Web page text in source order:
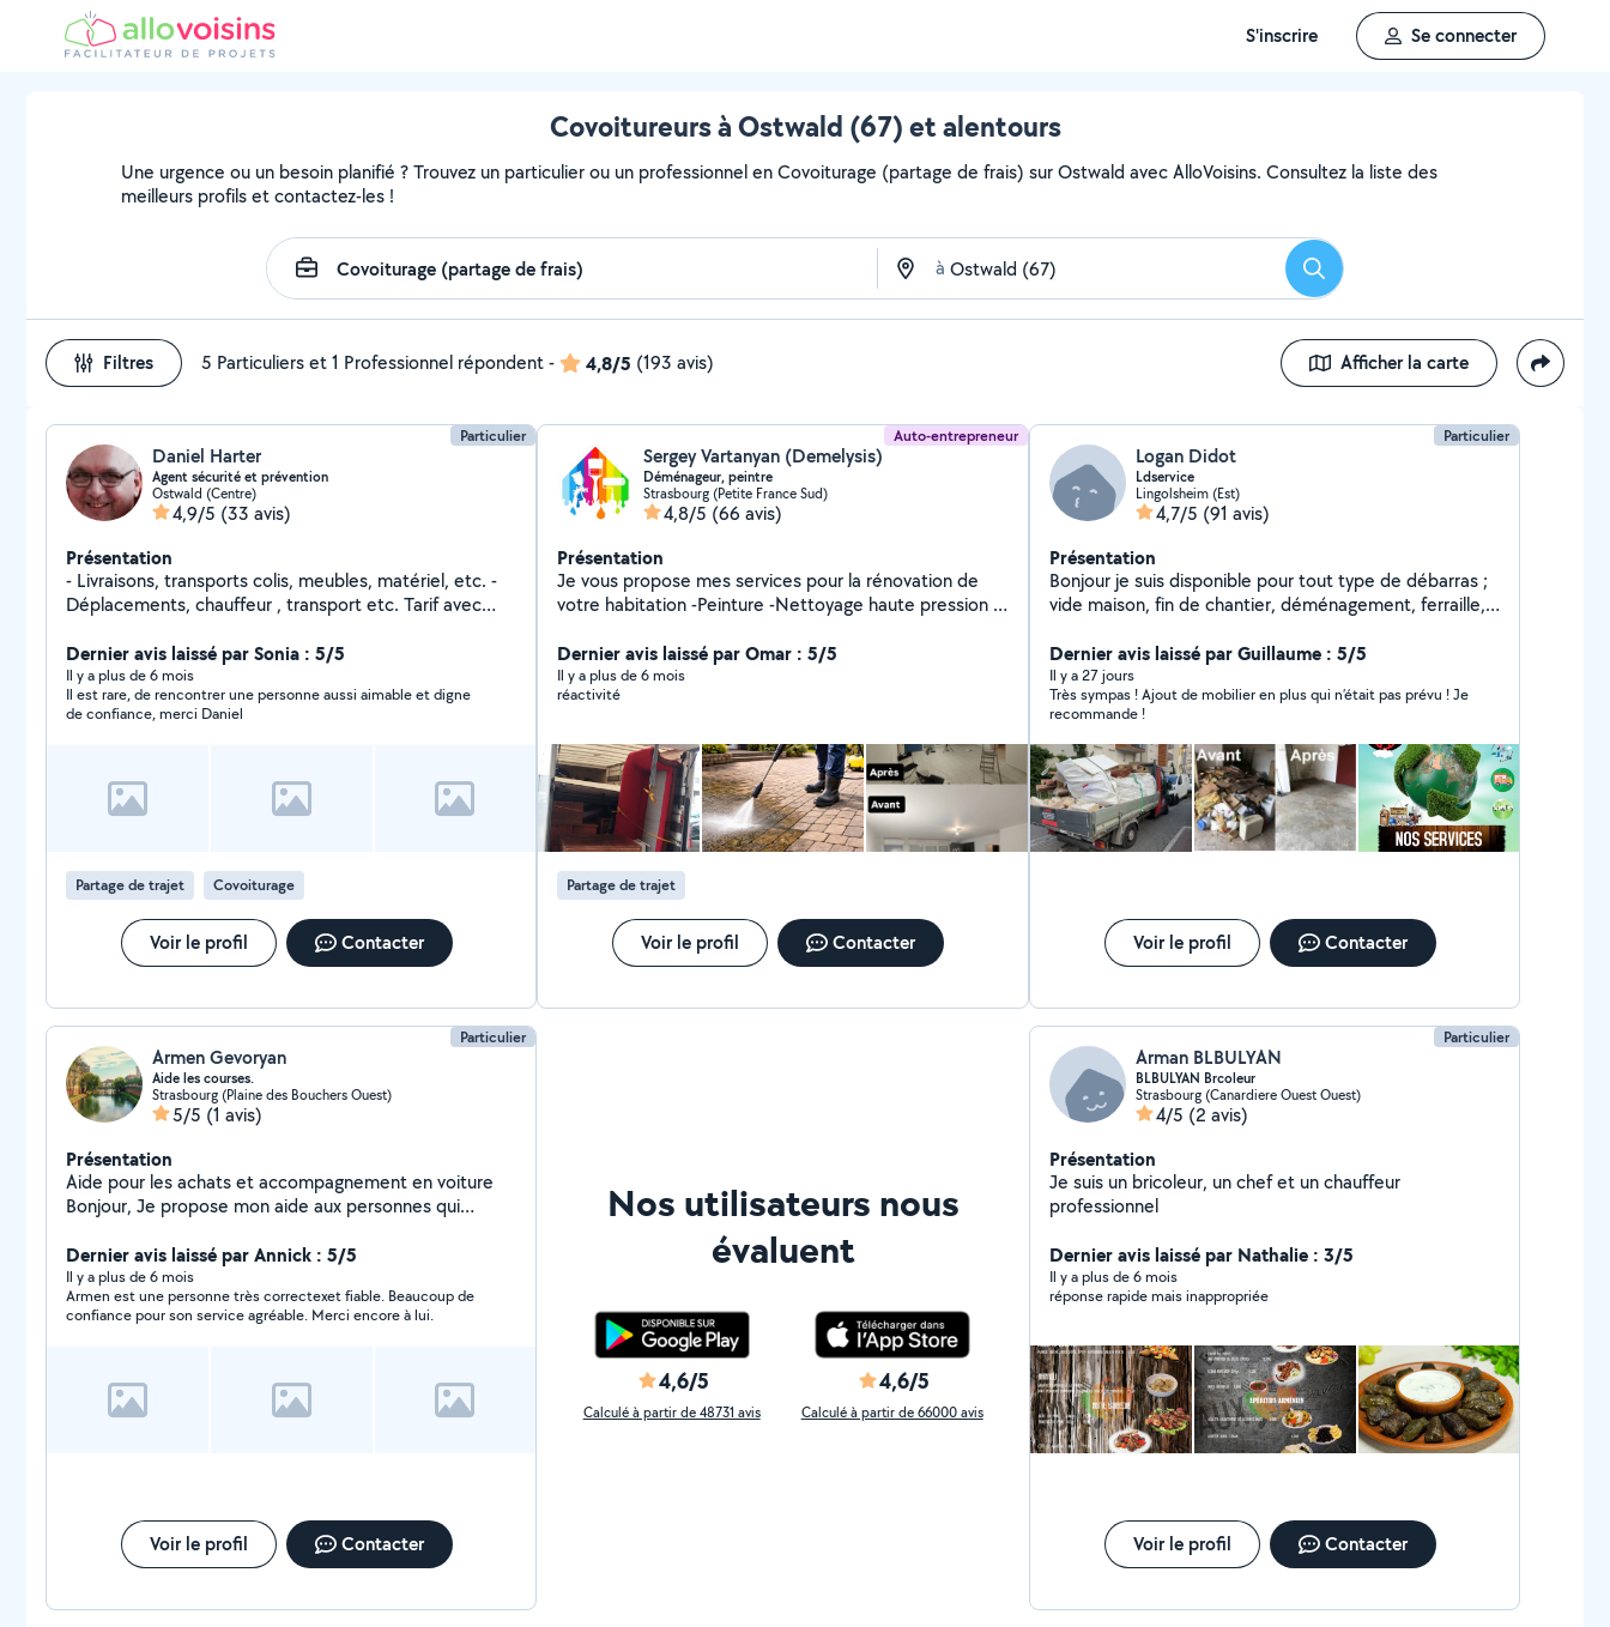
S'inscrire Se connecter
Covoitureurs à Ostwald (67) et alentours
Une urgence ou un besoin planifié ? Trouvez un particulier ou un professionnel en Covoiturage (partage de frais) sur Ostwald avec AlloVoisins. Consultez la liste des
meilleurs profils et contactez-les !
à Rechercher
Filtres 5 Particuliers et 1 Professionnel répondent- 4,8/5 (193 avis) Afficher la carte
Particulier
Daniel Harter
Agent sécurité et prévention
Ostwald (Centre)
4,9/5 (33 avis)
Présentation
- Livraisons, transports colis, meubles, matériel, etc. -
Déplacements, chauffeur , transport etc. Tarif avec
Nettoyage acariens literie etc. - Pose étagères, rideaux
etc. - Tonte de gazon - Changement/réparation
robinetterie - Changement/réparation électricité Tarif
travaux : 15/h LOCATIONS : - robot nettoyeur piscine -
électrique - disqueuse - nettoyeur haute pression -
échelle alu 6m - aspirateur à eau - aspirateur anti-
Dernier avis laissé par Sonia : 5/5
Il y a plus de 6 mois
Il est rare, de rencontrer une personne aussi aimable et digne
de confiance, merci Daniel
Partage de trajet Covoiturage
Voir le profil Contacter
Auto-entrepreneur
Sergey Vartanyan (Demelysis)
Déménageur, peintre
Strasbourg (Petite France Sud)
4,8/5 (66 avis)
Présentation
Je vous propose mes services pour la rénovation de
votre habitation -Peinture -Nettoyage haute pression -
et réalise des déménagements de A à Z : emballage,
chargement, transport et installation. Envoyez vos
demandes en message privé ou par téléphone Les
Dernier avis laissé par Omar : 5/5
Il y a plus de 6 mois
réactivité
Partage de trajet
Voir le profil Contacter
Particulier
Logan Didot
Ldservice
Lingolsheim (Est)
4,7/5 (91 avis)
Présentation
Bonjour je suis disponible pour tout type de débarras ;
vide maison, fin de chantier, déménagement, ferraille,
trajets colis. Je suis preneur de toute vos demande.
Dernier avis laissé par Guillaume : 5/5
Il y a 27 jours
Très sympas ! Ajout de mobilier en plus qui n’était pas prévu ! Je
recommande !
Voir le profil Contacter
Particulier
Armen Gevoryan
Aide les courses.
Strasbourg (Plaine des Bouchers Ouest)
5/5 (1 avis)
Présentation
Aide pour les achats et accompagnement en voiture
Bonjour, Je propose mon aide aux personnes qui
clients avec ma voiture pour les courses, le transport
des achats ou toute autre aide nécessaire. Je suis
sérieux, ponctuel et disponible. N'hésitez pas à me
contacter pour plus d'informations. Cordialement
Dernier avis laissé par Annick : 5/5
Il y a plus de 6 mois
Armen est une personne très correctexet fiable. Beaucoup de
confiance pour son service agréable. Merci encore à lui.
Voir le profil Contacter
Nos utilisateurs nous
évaluent
4,6/5
Calculé à partir de 48731 avis
4,6/5
Calculé à partir de 66000 avis
Particulier
Arman BLBULYAN
BLBULYAN Brcoleur
Strasbourg (Canardiere Ouest Ouest)
4/5 (2 avis)
Présentation
Je suis un bricoleur, un chef et un chauffeur
professionnel
Dernier avis laissé par Nathalie : 3/5
Il y a plus de 6 mois
réponse rapide mais inappropriée
Voir le profil Contacter